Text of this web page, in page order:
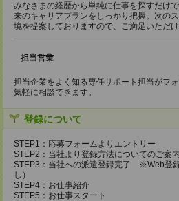
みなさまの経歴から単純に仕事を探すだけ
来のキャリアプランをしっかり把握。次の
境を提案しておりますので、ご満足いただ
担当営業
担当企業をよく知る専任サポート担当がフ
気軽に相談できます。
登録について
STEP1：応募フォームよりエントリー
STEP2：当社より登録方法についてのご案内
STEP3：当社への派遣登録完了 ※Web登
し）
STEP4：お仕事紹介
STEP5：お仕事スタート